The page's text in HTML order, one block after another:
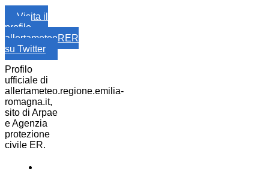
Visita il
profilo
allertameteoRER
su Twitter
Profilo
ufficiale di
allertameteo.regione.emilia-
romagna.it,
sito di Arpae
e Agenzia
protezione
civile ER.